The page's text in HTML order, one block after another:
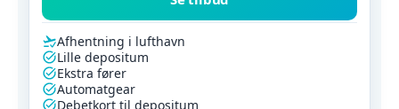
Afhentning i lufthavn
Lille depositum
Ekstra fører
Automatgear
Debetkort til depositum